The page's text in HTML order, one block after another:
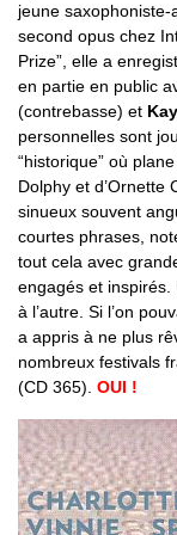
jeune saxophoniste-
second opus chez
Prize”, elle a
en partie en public
(contrebasse) et
personnelles sont
“historique” où
Dolphy et d’Ornette
sinueux souvent
courtes phrases,
tout cela avec
engagés et inspirés.
à l’autre. Si l’on
a appris à ne plus
nombreux festivals
(CD 365). OUI !